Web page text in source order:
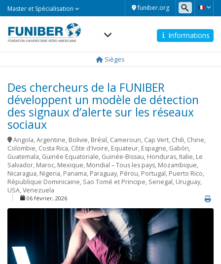
funiber.org
Master et Spécialisation
Informations
Sièges
Des chercheurs de la FUNIBER
développent un modèle de détection
des signaux d’alerte sur les réseaux
sociaux
Angola,Argentine, Bolivie, Brésil, Cameroun, Cap Vert, Chili, Chine,
Colombie, Costa Rica, Côte d'Ivoire, Equateur, Espagne, Gabón,
Guatemala, Guinée Equatoriale, Guinée-Bissau, Honduras, Italie, Le
Salvador, Maroc, Mexique, Mondial – Tous les pays, Mozambique,
Nicaragua, Nigeria, Panama, Paraguay, Pérou, Portugal, Puerto Rico,
République Dominicaine, Sao Tomé et Principe, Senegal, Uruguay,
USA,Venezuela
06 février, 2026